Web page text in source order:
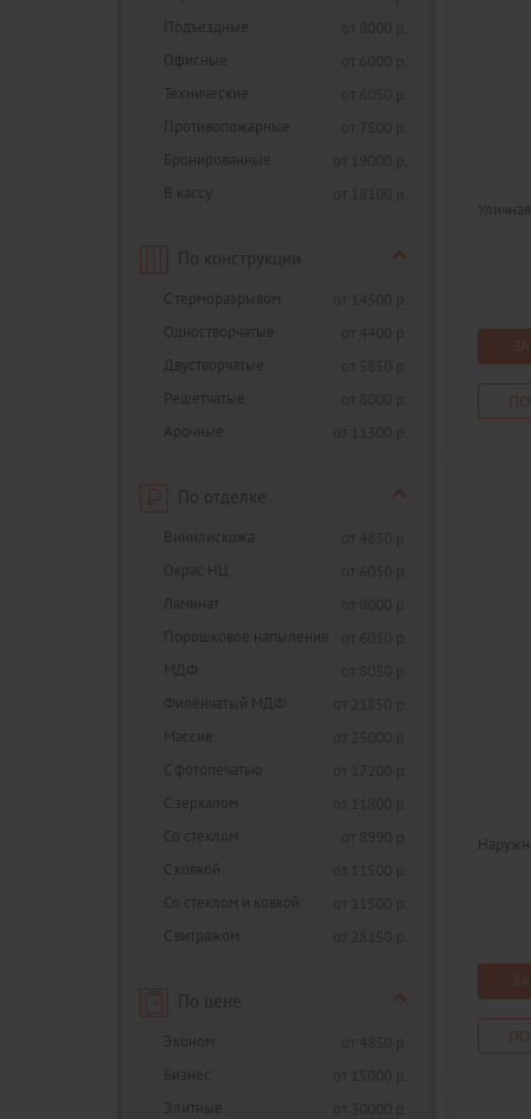
Подъездные
Офисные
Технические
Противопожарные
Бронированные
В кассу
По конструкции
С терморазрывом
Одностворчатые
Двустворчатые
Решетчатые
Арочные
По отделке
Винилискожа
Окрас НЦ
Ламинат
Порошковое напыление
МДФ
Филёнчатый МДФ
Массив
С фотопечатью
С зеркалом
Со стеклом
С ковкой
Со стеклом и ковкой
С витражом
По цене
Эконом
Бизнес
Элитные